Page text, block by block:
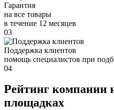
Гарантия
на все товары
в течение 12 месяцев
03
Поддержка клиентов
помощь специалистов при
04
Рейтинг компании
площадках